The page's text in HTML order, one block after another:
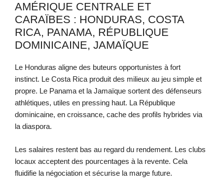
AMÉRIQUE CENTRALE ET
CARAÏBES : HONDURAS, COSTA
RICA, PANAMA, RÉPUBLIQUE
DOMINICAINE, JAMAÏQUE
Le Honduras aligne des buteurs opportunistes à fort
instinct. Le Costa Rica produit des milieux au jeu simple et
propre. Le Panama et la Jamaïque sortent des défenseurs
athlétiques, utiles en pressing haut. La République
dominicaine, en croissance, cache des profils hybrides via
la diaspora.
Les salaires restent bas au regard du rendement. Les clubs
locaux acceptent des pourcentages à la revente. Cela
fluidifie la négociation et sécurise la marge future.